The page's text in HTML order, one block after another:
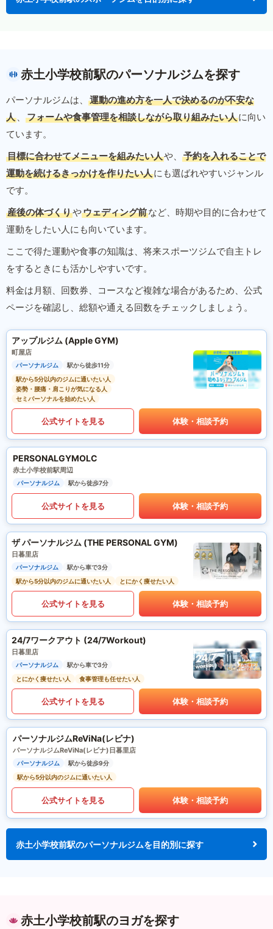
赤土小学校前駅のパーソナルジムを探す
パーソナルジムは、
運動の進め方を一人で決めるのが不安な
人 、 フォームや食事管理を相談しながら取り組みたい人に向い
ています。
目標に合わせてメニューを組みたい人や、
予約を入れることで
運動を続けるきっかけを作りたい人にも選ばれやすいジャンル
です。
産後の体づくりやウェディング前など、時期や目的に合わせて
運動をしたい人にも向いています。
ここで得た運動や食事の知識は、将来スポーツジムで自主トレ
をするときにも活かしやすいです。
料金は月額、回数券、コースなど複雑な場合があるため、公式
ページを確認し、総額や通える回数をチェックしましょう。
アップルジム (Apple GYM)
町屋店
パーソナルジム
駅から徒歩11分
駅から5分以内のジムに通いたい人
姿勢・腰痛・肩こりが気になる人
セミパーソナルを始めたい人
公式サイトを見る 体験・相談予約
PERSONALGYMOLC
赤土小学校前駅周辺
パーソナルジム 駅から徒歩7分
公式サイトを見る 体験・相談予約
ザ パーソナルジム (THE PERSONAL GYM)
日暮里店
パーソナルジム
駅から車で3分
駅から5分以内のジムに通いたい人
とにかく痩せたい人
公式サイトを見る 体験・相談予約
24/7ワークアウト (24/7Workout)
日暮里店
パーソナルジム
駅から車で3分
とにかく痩せたい人
食事管理も任せたい人
公式サイトを見る 体験・相談予約
パーソナルジムReViNa(レビナ)
パーソナルジムReViNa(レビナ)日暮里店
パーソナルジム
駅から徒歩9分
駅から5分以内のジムに通いたい人
公式サイトを見る 体験・相談予約
赤土小学校前駅のパーソナルジムを目的別に探す
赤土小学校前駅のヨガを探す